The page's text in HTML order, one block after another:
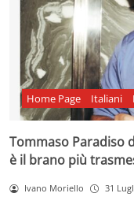
Home Page Italiani
Tommaso Paradiso
è il brano più
Ivano Moriello 31